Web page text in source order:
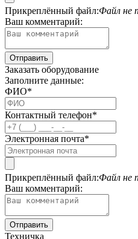
Прикреплённый файл:Файл не
Ваш комментарий:
Заказать оборудование
Заполните данные:
ФИО*
Контактный телефон*
Электронная почта*
Прикреплённый файл:Файл не
Ваш комментарий:
Техничка